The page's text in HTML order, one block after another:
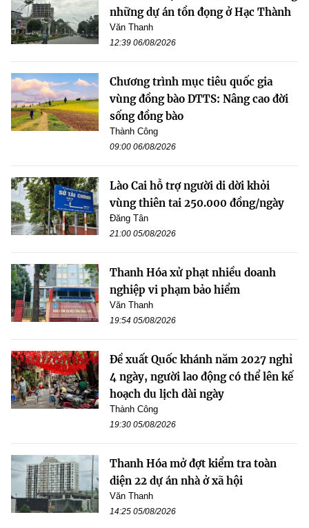
những dự án tồn đọng ở Hạc Thành
Văn Thanh
12:39 06/08/2026
Chương trình mục tiêu quốc gia
vùng đồng bào DTTS: Nâng cao đời
sống đồng bào
Thành Công
09:00 06/08/2026
Lào Cai hỗ trợ người di dời khỏi
vùng thiên tai 250.000 đồng/ngày
Đăng Tân
21:00 05/08/2026
Thanh Hóa xử phạt nhiều doanh
nghiệp vi phạm bảo hiểm
Văn Thanh
19:54 05/08/2026
Đề xuất Quốc khánh năm 2027 nghỉ
4 ngày, người lao động có thể lên kế
hoạch du lịch dài ngày
Thành Công
19:30 05/08/2026
Thanh Hóa mở đợt kiểm tra toàn
diện 22 dự án nhà ở xã hội
Văn Thanh
14:25 05/08/2026